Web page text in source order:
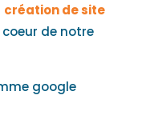
création de site
de notre
google